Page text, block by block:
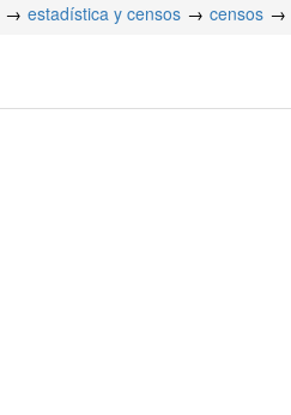
estadística y censos censos